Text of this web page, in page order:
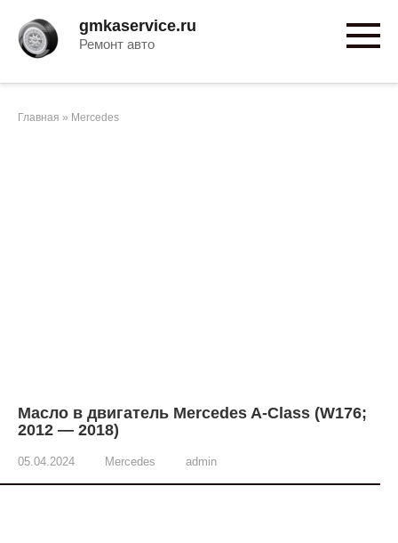
контенту
gmkaservice.ru
Ремонт авто
Главная » Mercedes
Масло в двигатель Mercedes A-Class (W176;
2012 — 2018)
05.04.2024 Mercedes admin